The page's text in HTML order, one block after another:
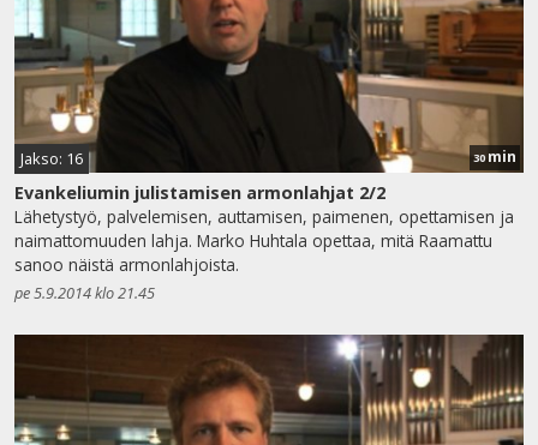
Jakso: 16 30min
Evankeliumin julistamisen armonlahjat 2/2
Lähetystyö, palvelemisen, auttamisen, paimenen, opettamisen ja
naimattomuuden lahja. Marko Huhtala opettaa, mitä Raamattu
sanoo näistä armonlahjoista.
pe 5.9.2014 klo 21.45